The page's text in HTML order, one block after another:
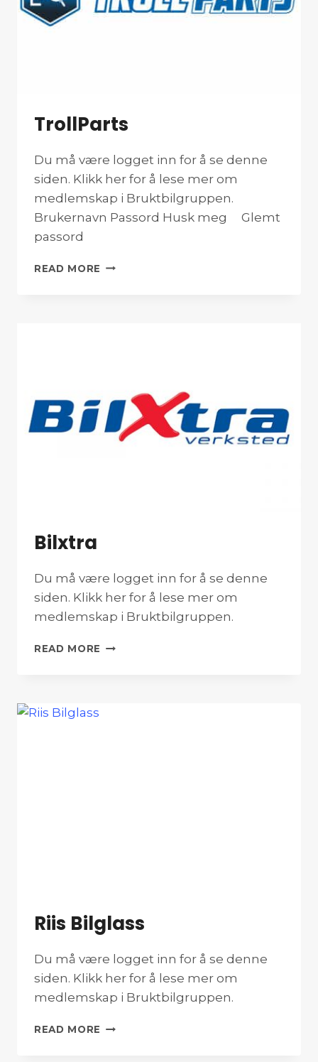
TrollParts
Du må være logget inn for å se denne
siden. Klikk her for å lese mer om
medlemskap i Bruktbilgruppen.
Brukernavn Passord Husk meg Glemt
passord
READ MORE TROLLPARTS
Bilxtra
Du må være logget inn for å se denne
siden. Klikk her for å lese mer om
medlemskap i Bruktbilgruppen.
READ MORE BILXTRA
Riis Bilglass
Du må være logget inn for å se denne
siden. Klikk her for å lese mer om
medlemskap i Bruktbilgruppen.
READ MORE RIIS